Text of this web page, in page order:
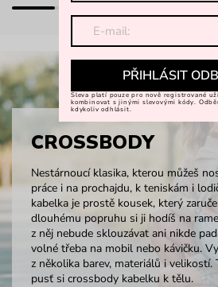
CROSSBODY
Nestárnoucí klasika, kterou můžeš
práce i na prochajdu, k teniskám i
kabelka je prostě kousek, který
dlouhému popruhu si ji hodíš na
z něj nebude sklouzávat ani nikde
volné třeba na mobil nebo kávičku.
z několika barev, materiálů i
pusť si crossbody kabelku k tělu.
PŘIHLÁSIT
Sleva platí pouze pro nově registrované
kombinovat s jinými slevovými kódy.
kdykoliv odhlásit.